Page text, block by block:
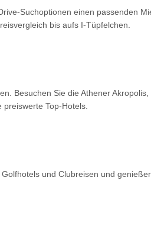
Suchoptionen einen passenden
bis aufs I-Tüpfelchen.
Besuchen Sie die Athener
Top-Hotels.
und Clubreisen und